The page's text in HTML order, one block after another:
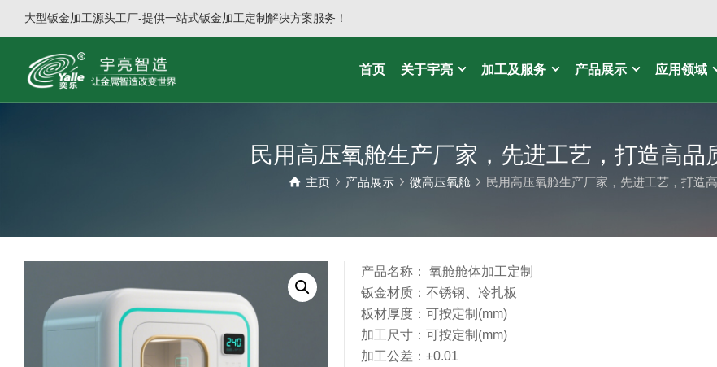
大型钣金加工源头工厂-提供一站式钣金加工定制解决方案服务！
首页 关于宇亮 加工及服务 产品展示 应用领域
民用高压氧舱生产厂家，先进工艺，打造高品
主页 产品展示 微高压氧舱 民用高压氧舱生产厂家，先进工艺，打造
产品名称： 氧舱舱体加工定制
钣金材质：不锈钢、冷扎板
板材厚度：可按定制(mm)
加工尺寸：可按定制(mm)
加工公差：±0.01